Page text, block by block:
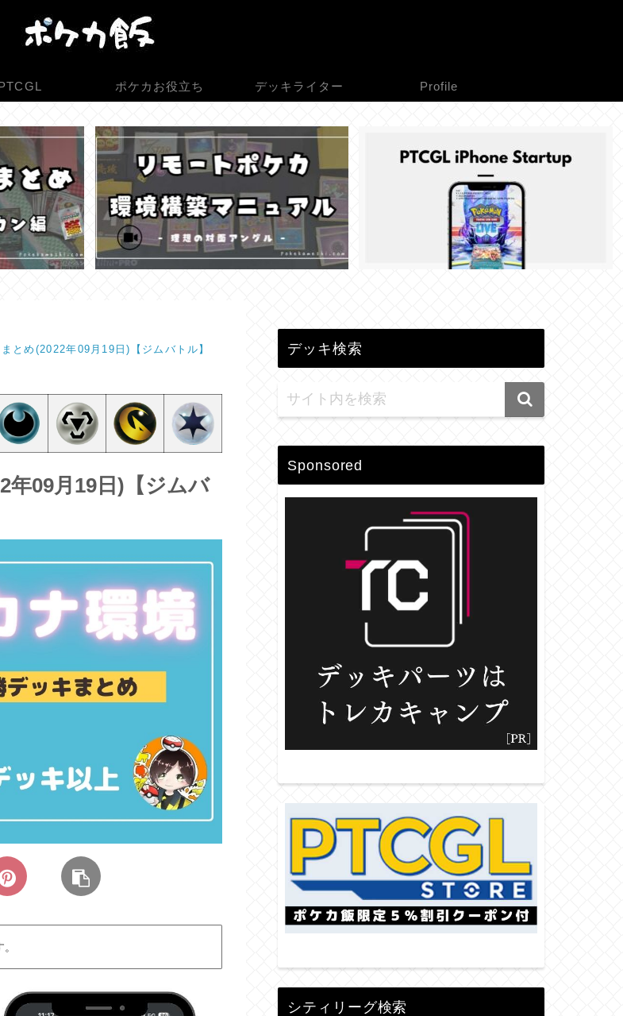
ポケカお役立ち デッキライター Profile
とめ(2022年09月19日)【ジムバトル】
年09月19日)【ジムバ
デッキ検索
Sponsored
シティリーグ検索